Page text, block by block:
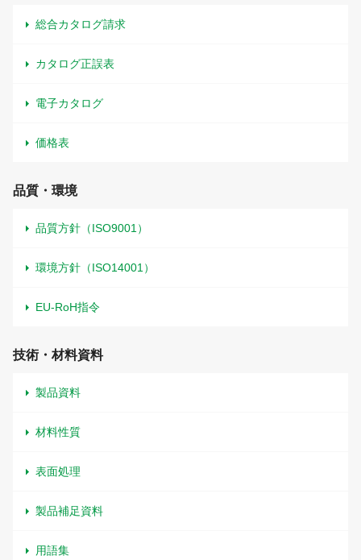
総合カタログ請求
カタログ正誤表
電子カタログ
価格表
品質・環境
品質方針（ISO9001）
環境方針（ISO14001）
EU-RoH指令
技術・材料資料
製品資料
材料性質
表面処理
製品補足資料
用語集